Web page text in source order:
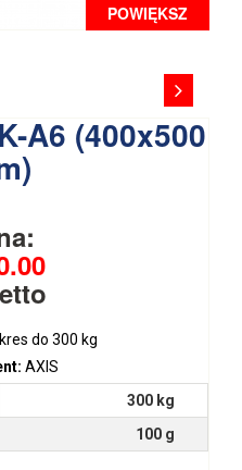
POWIĘKSZ
A6 (400x500
do 300 kg
AXIS
300 kg
100 g